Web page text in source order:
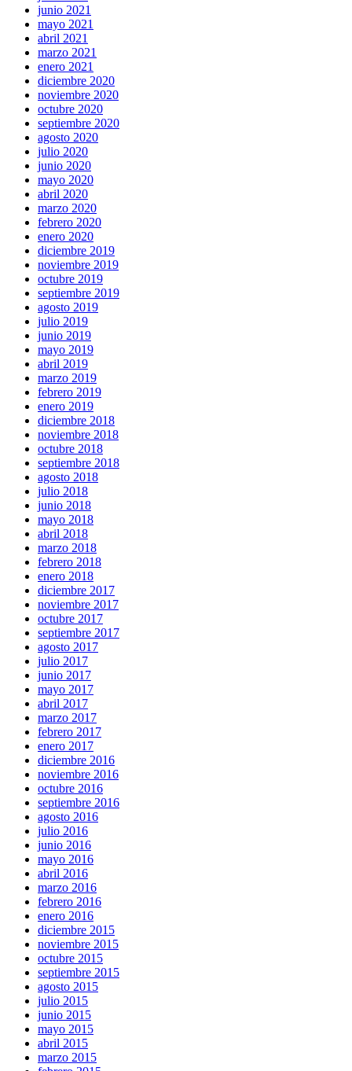
junio 2021
mayo 2021
abril 2021
marzo 2021
enero 2021
diciembre 2020
noviembre 2020
octubre 2020
septiembre 2020
agosto 2020
julio 2020
junio 2020
mayo 2020
abril 2020
marzo 2020
febrero 2020
enero 2020
diciembre 2019
noviembre 2019
octubre 2019
septiembre 2019
agosto 2019
julio 2019
junio 2019
mayo 2019
abril 2019
marzo 2019
febrero 2019
enero 2019
diciembre 2018
noviembre 2018
octubre 2018
septiembre 2018
agosto 2018
julio 2018
junio 2018
mayo 2018
abril 2018
marzo 2018
febrero 2018
enero 2018
diciembre 2017
noviembre 2017
octubre 2017
septiembre 2017
agosto 2017
julio 2017
junio 2017
mayo 2017
abril 2017
marzo 2017
febrero 2017
enero 2017
diciembre 2016
noviembre 2016
octubre 2016
septiembre 2016
agosto 2016
julio 2016
junio 2016
mayo 2016
abril 2016
marzo 2016
febrero 2016
enero 2016
diciembre 2015
noviembre 2015
octubre 2015
septiembre 2015
agosto 2015
julio 2015
junio 2015
mayo 2015
abril 2015
marzo 2015